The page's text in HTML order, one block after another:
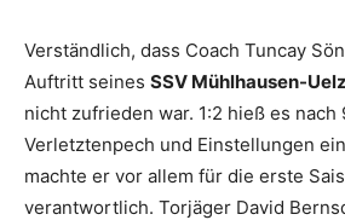
Verständlich, dass Coach Tuncay
Auftritt seines SSV Mühlhausen-
nicht zufrieden war. 1:2 hieß es nach
Verletztenpech und Einstellungen
machte er vor allem für die erste
verantwortlich. Torjäger David